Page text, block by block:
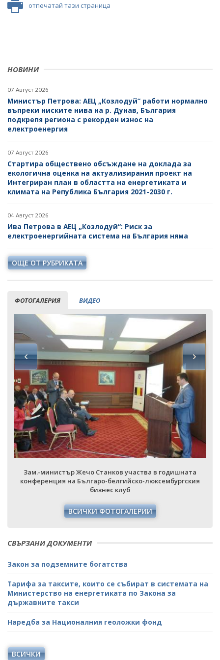
НОВИНИ
07 Август 2026
Министър Петрова: АЕЦ „Козлодуй“ работи нормално
въпреки ниските нива на р. Дунав, България
подкрепя региона с рекорден износ на
електроенергия
07 Август 2026
Стартира обществено обсъждане на доклада за
екологична оценка на актуализирания проект на
Интегриран план в областта на енергетиката и
климата на Република България 2021-2030 г.
04 Август 2026
Ива Петрова в АЕЦ „Козлодуй“: Риск за
електроенергийната система на България няма
ОЩЕ ОТ РУБРИКАТА
ФОТОГАЛЕРИЯ ВИДЕО
Зам.-министър Жечо Станков участва в годишната
конференция на Българо-белгийско-люксембургския
бизнес клуб
ВСИЧКИ ФОТОГАЛЕРИИ
отпечатай тази страница
СВЪРЗАНИ ДОКУМЕНТИ
Закон за подземните богатства
Тарифа за таксите, които се събират в системата на
Министерство на енергетиката по Закона за
държавните такси
Наредба за Националния геоложки фонд
ВСИЧКИ